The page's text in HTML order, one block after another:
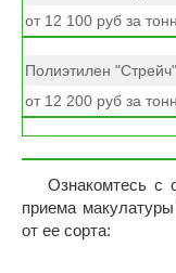
от 12 100 руб за
Полиэтилен "Стрейч"
от 12 200 руб за
Ознакомтесь с
приема
от ее сорта: